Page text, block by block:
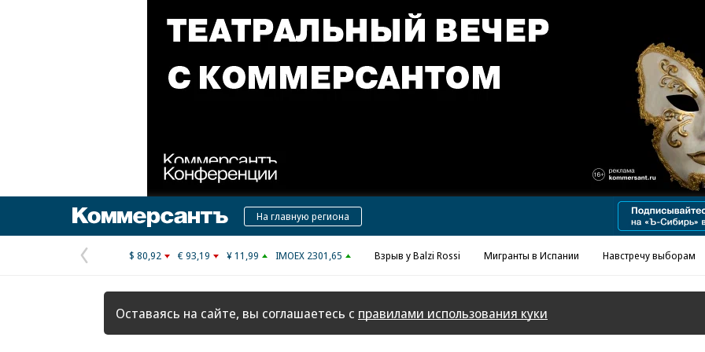
КоммерсантъНа главную региона
Предыдущая
страница
$ 80,92 € 93,19 ¥ 11,99 IMOEX 2301,65 Взрыв у Balzi Rossi Мигранты в Испании Навстречу выборам
Оставаясь на сайте, вы соглашаетесь с правилами использования куки